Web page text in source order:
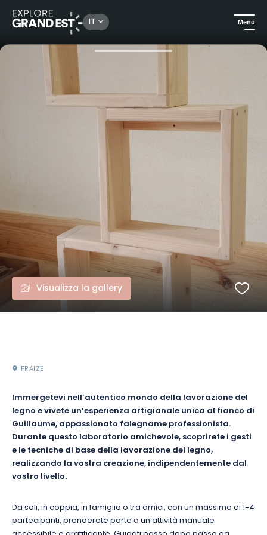
IT Menu
Arte e cultura Laboratorio di falegnameria: creare il proprio oggetto in legno
Visualizza la gallery
FRAIZE
Immergetevi nell’autentico mondo della lavorazione del
legno e vivete un’esperienza artigianale unica al fianco di
Guillaume, appassionato falegname professionista.
Durante questo laboratorio amichevole, scoprirete i gesti
e le tecniche di base della lavorazione del legno,
realizzando la vostra creazione, indipendentemente dal
vostro livello.
Da soli, in coppia, in famiglia o tra amici, con un massimo di 1-4
partecipanti, prenderete parte a un’attività manuale